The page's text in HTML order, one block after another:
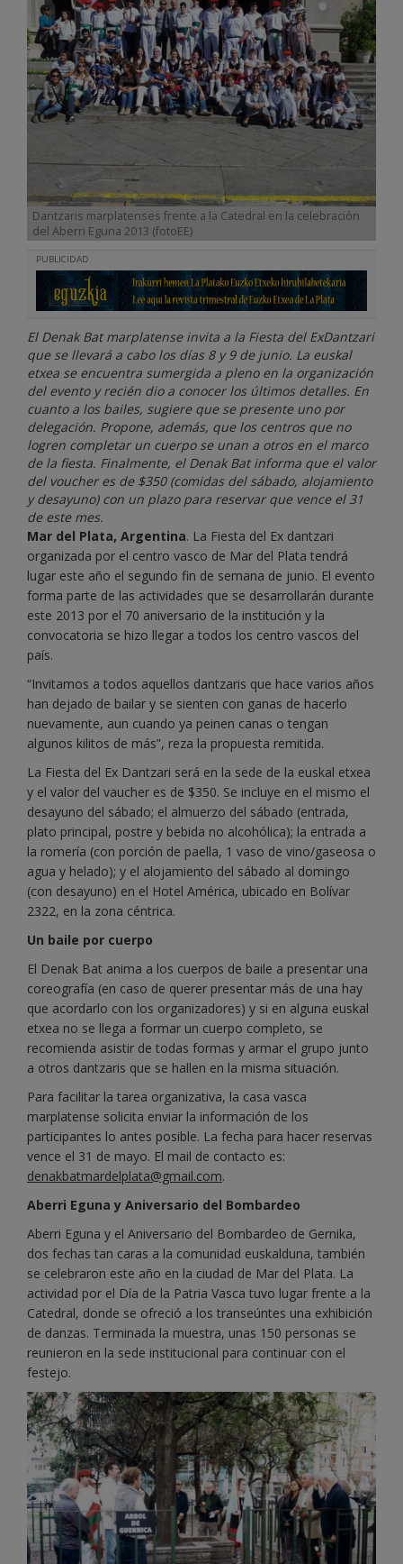
Dantzaris marplatenses frente a la Catedral en la celebración
del Aberri Eguna 2013 (fotoEE)
PUBLICIDAD
El Denak Bat marplatense invita a la Fiesta del ExDantzari
que se llevará a cabo los días 8 y 9 de junio. La euskal
etxea se encuentra sumergida a pleno en la organización
del evento y recién dio a conocer los últimos detalles. En
cuanto a los bailes, sugiere que se presente uno por
delegación. Propone, además, que los centros que no
logren completar un cuerpo se unan a otros en el marco
de la fiesta. Finalmente, el Denak Bat informa que el valor
del voucher es de $350 (comidas del sábado, alojamiento
y desayuno) con un plazo para reservar que vence el 31
de este mes.
Mar del Plata, Argentina. La Fiesta del Ex dantzari
organizada por el centro vasco de Mar del Plata tendrá
lugar este año el segundo fin de semana de junio. El evento
forma parte de las actividades que se desarrollarán durante
este 2013 por el 70 aniversario de la institución y la
convocatoria se hizo llegar a todos los centro vascos del
país.
“Invitamos a todos aquellos dantzaris que hace varios años
han dejado de bailar y se sienten con ganas de hacerlo
nuevamente, aun cuando ya peinen canas o tengan
algunos kilitos de más”, reza la propuesta remitida.
La Fiesta del Ex Dantzari será en la sede de la euskal etxea
y el valor del vaucher es de $350. Se incluye en el mismo el
desayuno del sábado; el almuerzo del sábado (entrada,
plato principal, postre y bebida no alcohólica); la entrada a
la romería (con porción de paella, 1 vaso de vino/gaseosa o
agua y helado); y el alojamiento del sábado al domingo
(con desayuno) en el Hotel América, ubicado en Bolívar
2322, en la zona céntrica.
Un baile por cuerpo
El Denak Bat anima a los cuerpos de baile a presentar una
coreografía (en caso de querer presentar más de una hay
que acordarlo con los organizadores) y si en alguna euskal
etxea no se llega a formar un cuerpo completo, se
recomienda asistir de todas formas y armar el grupo junto
a otros dantzaris que se hallen en la misma situación.
Para facilitar la tarea organizativa, la casa vasca
marplatense solicita enviar la información de los
participantes lo antes posible. La fecha para hacer reservas
vence el 31 de mayo. El mail de contacto es:
denakbatmardelplata@gmail.com.
Aberri Eguna y Aniversario del Bombardeo
Aberri Eguna y el Aniversario del Bombardeo de Gernika,
dos fechas tan caras a la comunidad euskalduna, también
se celebraron este año en la ciudad de Mar del Plata. La
actividad por el Día de la Patria Vasca tuvo lugar frente a la
Catedral, donde se ofreció a los transeúntes una exhibición
de danzas. Terminada la muestra, unas 150 personas se
reunieron en la sede institucional para continuar con el
festejo.